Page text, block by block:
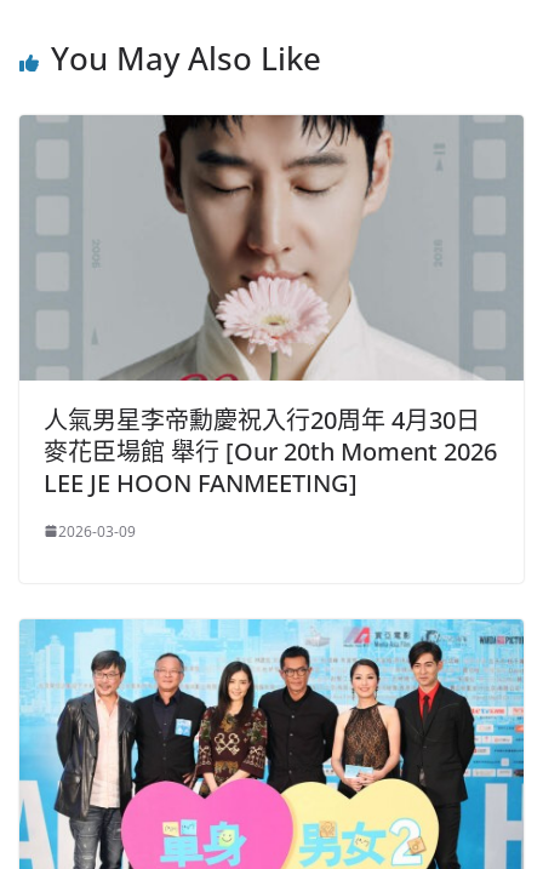
You May Also Like
人氣男星李帝勳慶祝入行20周年 4月30日
麥花臣場館 舉行 [Our 20th Moment 2026
LEE JE HOON FANMEETING]
2026-03-09